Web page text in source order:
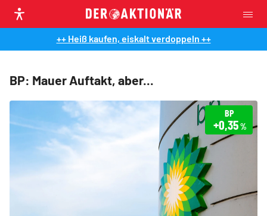
++ Heiß kaufen, eiskalt verdoppeln ++
BP: Mauer Auftakt, aber...
BP
+0,35%